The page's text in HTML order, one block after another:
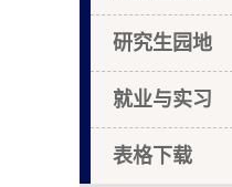
研究生园地
就业与实习
表格下载